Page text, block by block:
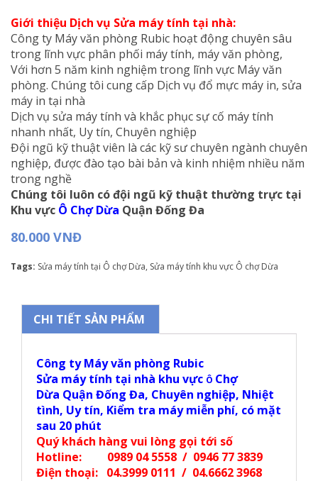
Giới thiệu Dịch vụ Sửa máy tính tại nhà:
Công ty Máy văn phòng Rubic hoạt động chuyên sâu
trong lĩnh vực phân phối máy tính, máy văn phòng,
Với hơn 5 năm kinh nghiệm trong lĩnh vực Máy văn
phòng. Chúng tôi cung cấp Dịch vụ đổ mực máy in, sửa
máy in tại nhà
Dịch vụ sửa máy tính và khắc phục sự cố máy tính
nhanh nhất, Uy tín, Chuyên nghiệp
Đội ngũ kỹ thuật viên là các kỹ sư chuyên ngành chuyên
nghiệp, được đào tạo bài bản và kinh nhiệm nhiều năm
trong nghề
Chúng tôi luôn có đội ngũ kỹ thuật thường trực tại
Khu vực Ô Chợ Dừa Quận Đống Đa
80.000 VNĐ
Tags: Sửa máy tính tại Ô chợ Dừa, Sửa máy tính khu vực Ô chợ Dừa
CHI TIẾT SẢN PHẨM
Công ty Máy văn phòng Rubic
Sửa máy tính tại nhà khu vực Ô Chợ
Dừa Quận Đống Đa, Chuyên nghiệp, Nhiệt
tình, Uy tín, Kiểm tra máy miễn phí, có mặt
sau 20 phút
Quý khách hàng vui lòng gọi tới số
Hotline: 0989 04 5558 / 0946 77 3839
Điện thoại: 04.3999 0111 / 04.6662 3968